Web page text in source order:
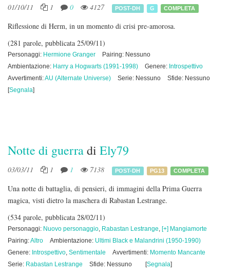
01/10/11 1 0 4127 POST-DH G COMPLETA
Riflessione di Herm, in un momento di crisi pre-amorosa.
(281 parole, pubblicata 25/09/11)
Personaggi: Hermione Granger
Pairing: Nessuno
Ambientazione: Harry a Hogwarts (1991-1998) Genere: Introspettivo
Avvertimenti:AU (Alternate Universe) Serie: Nessuno
Sfide: Nessuno
[Segnala]
Notte di guerradi Ely79
03/03/11 1 1 7138 POST-DH PG13 COMPLETA
Una notte di battaglia, di pensieri, di immagini della Prima Guerra
magica, visti dietro la maschera di Rabastan Lestrange.
(534 parole, pubblicata 28/02/11)
Personaggi: Nuovo personaggio, Rabastan Lestrange, [+] Mangiamorte
Pairing:Altro Ambientazione: Ultimi Black e Malandrini (1950-1990)
Genere: Introspettivo, Sentimentale Avvertimenti: Momento Mancante
Serie: Rabastan Lestrange Sfide: Nessuno [Segnala]